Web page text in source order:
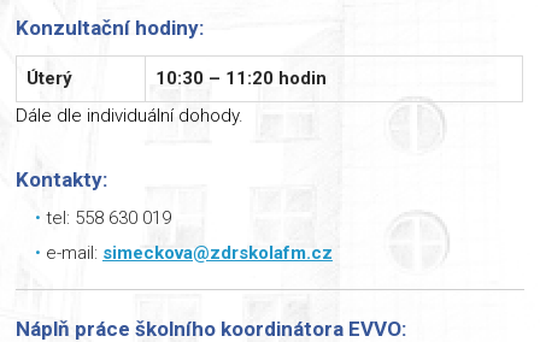
Konzultační hodiny:
Úterý
10:30 – 11:20 hodin
Dále dle individuální dohody.
Kontakty:
tel: 558 630 019
e-mail: simeckova@zdrskolafm.cz
Náplň práce školního koordinátora EVVO: